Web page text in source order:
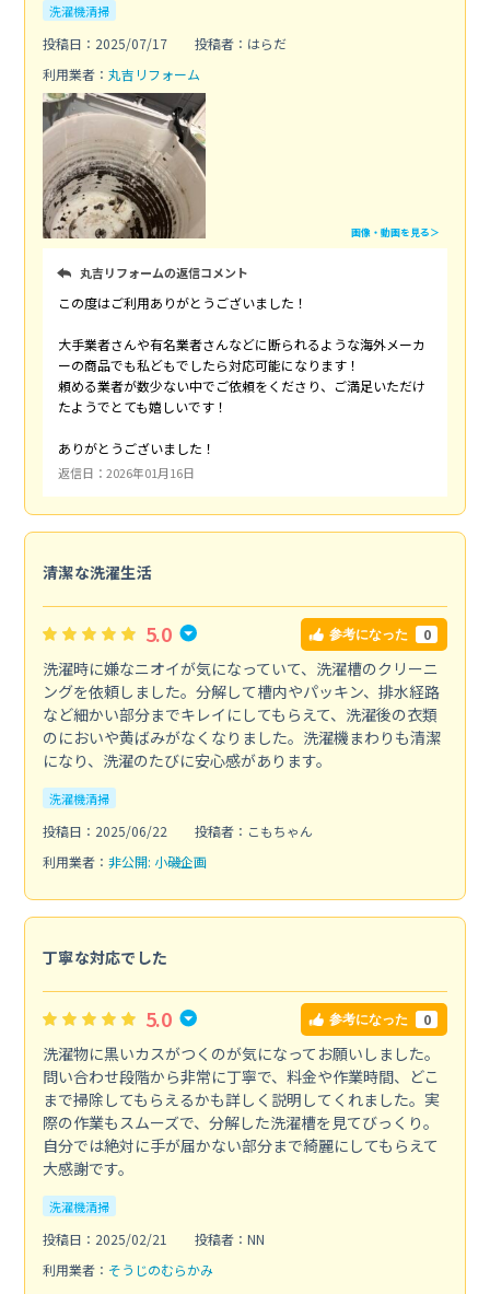
洗濯機清掃
投稿日：2025/07/17
投稿者：はらだ
利用業者： 丸吉リフォーム
画像・動画を見る＞
丸吉リフォームの返信コメント
この度はご利用ありがとうございました！
大手業者さんや有名業者さんなどに断られるような海外メーカ
ーの商品でも私どもでしたら対応可能になります！
頼める業者が数少ない中でご依頼をくださり、ご満足いただけ
たようでとても嬉しいです！
ありがとうございました！
返信日：2026年01月16日
清潔な洗濯生活
5.0 参考になった 0
洗濯時に嫌なニオイが気になっていて、洗濯槽のクリーニ
ングを依頼しました。分解して槽内やパッキン、排水経路
など細かい部分までキレイにしてもらえて、洗濯後の衣類
のにおいや黄ばみがなくなりました。洗濯機まわりも清潔
になり、洗濯のたびに安心感があります。
洗濯機清掃
投稿日：2025/06/22
投稿者：こもちゃん
利用業者： 非公開: 小磯企画
丁寧な対応でした
5.0 参考になった 0
洗濯物に黒いカスがつくのが気になってお願いしました。
問い合わせ段階から非常に丁寧で、料金や作業時間、どこ
まで掃除してもらえるかも詳しく説明してくれました。実
際の作業もスムーズで、分解した洗濯槽を見てびっくり。
自分では絶対に手が届かない部分まで綺麗にしてもらえて
大感謝です。
洗濯機清掃
投稿日：2025/02/21
投稿者：NN
利用業者： そうじのむらかみ